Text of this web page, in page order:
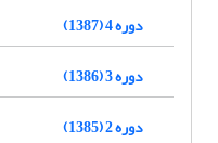
دوره 4 (1387)
دوره 3 (1386)
دوره 2 (1385)